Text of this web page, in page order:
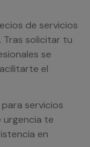
de servicios
Tras solicitar tu
se
el
servicios
urgencia te
en